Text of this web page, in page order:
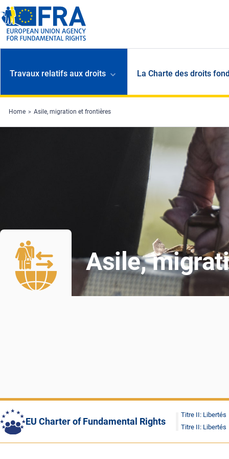
Skip to main content
Travaux relatifs aux droits La Charte des droits
Home Asile, migration et frontières
Asile,
EU Charter of Fundamental Rights
Titre II: Libertés
Titre II: Libertés